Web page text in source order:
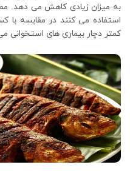
به میزان زیادی کاهش می دهد.
استفاده می کنند در مقایسه با
کمتر دچار بیماری های استخوانی